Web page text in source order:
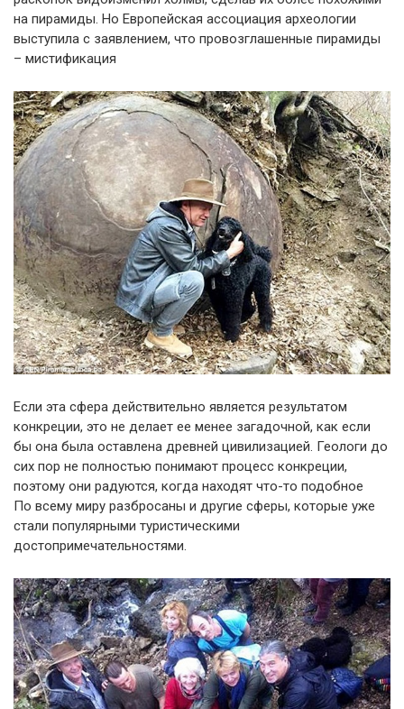
на пирамиды. Но Европейская ассоциация археологии
выступила с заявлением, что провозглашенные пирамиды
– мистификация
Если эта сфера действительно является результатом
конкреции, это не делает ее менее загадочной, как если
бы она была оставлена древней цивилизацией. Геологи до
сих пор не полностью понимают процесс конкреции,
поэтому они радуются, когда находят что-то подобное
По всему миру разбросаны и другие сферы, которые уже
стали популярными туристическими
достопримечательностями.